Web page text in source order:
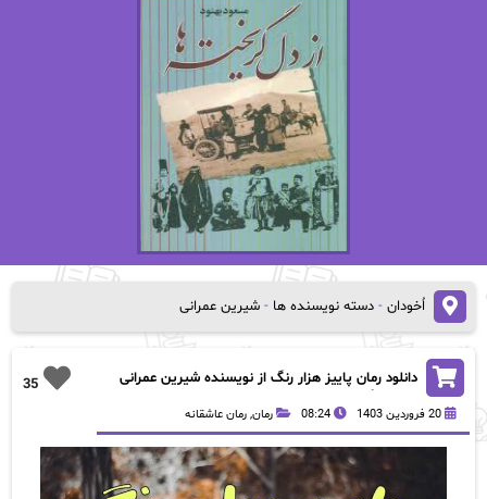
اُخودان- دسته نویسنده ها - شیرین عمرانی
35
دانلود رمان پاییز هزار رنگ از نویسنده شیرین عمرانی
20 فروردین 1403 08:24 رمان, رمان عاشقانه